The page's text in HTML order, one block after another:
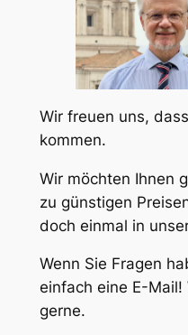
Wir freuen uns,
kommen.
Wir möchten Ihnen
zu günstigen
doch einmal in
Wenn Sie Fragen
einfach eine E-
gerne.